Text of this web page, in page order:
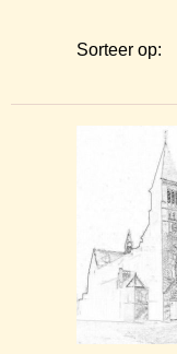
Sorteer op: